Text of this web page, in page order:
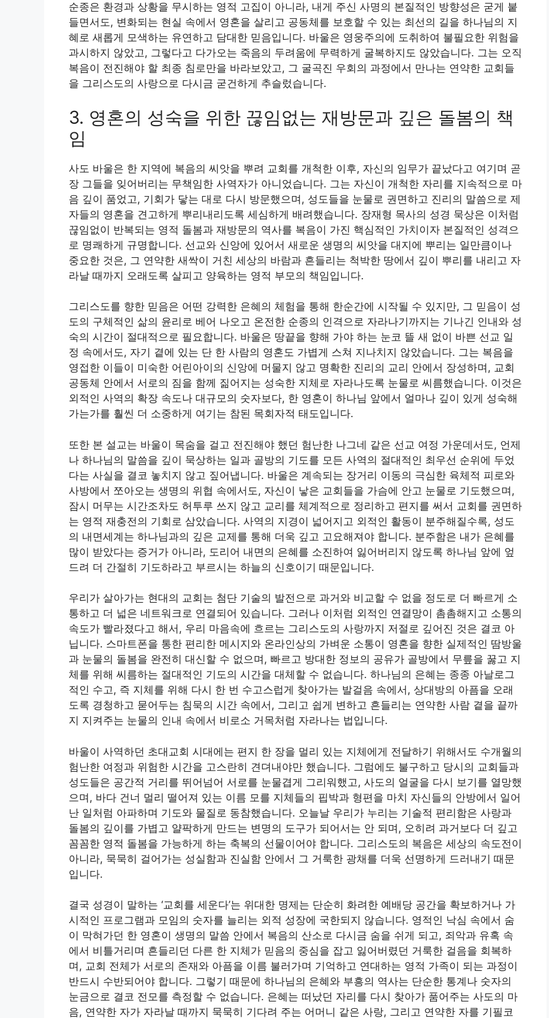
순종은 환경과 상황을 무시하는 영적 고집이 아니라, 내게 주신 사명의 본질적인 방향성은 굳게 붙
들면서도, 변화되는 현실 속에서 영혼을 살리고 공동체를 보호할 수 있는 최선의 길을 하나님의 지
혜로 새롭게 모색하는 유연하고 담대한 믿음입니다. 바울은 영웅주의에 도취하여 불필요한 위험을
과시하지 않았고, 그렇다고 다가오는 죽음의 두려움에 무력하게 굴복하지도 않았습니다. 그는 오직
복음이 전진해야 할 최종 침로만을 바라보았고, 그 굴곡진 우회의 과정에서 만나는 연약한 교회들
을 그리스도의 사랑으로 다시금 굳건하게 추슬렀습니다.
3. 영혼의 성숙을 위한 끊임없는 재방문과 깊은 돌봄의 책
임
사도 바울은 한 지역에 복음의 씨앗을 뿌려 교회를 개척한 이후, 자신의 임무가 끝났다고 여기며 곧
장 그들을 잊어버리는 무책임한 사역자가 아니었습니다. 그는 자신이 개척한 자리를 지속적으로 마
음 깊이 품었고, 기회가 닿는 대로 다시 방문했으며, 성도들을 눈물로 권면하고 진리의 말씀으로 제
자들의 영혼을 견고하게 뿌리내리도록 세심하게 배려했습니다. 장재형 목사의 성경 묵상은 이처럼
끊임없이 반복되는 영적 돌봄과 재방문의 역사를 복음이 가진 핵심적인 가치이자 본질적인 성격으
로 명쾌하게 규명합니다. 선교와 신앙에 있어서 새로운 생명의 씨앗을 대지에 뿌리는 일만큼이나
중요한 것은, 그 연약한 새싹이 거친 세상의 바람과 흔들리는 척박한 땅에서 깊이 뿌리를 내리고 자
라날 때까지 오래도록 살피고 양육하는 영적 부모의 책임입니다.
그리스도를 향한 믿음은 어떤 강력한 은혜의 체험을 통해 한순간에 시작될 수 있지만, 그 믿음이 성
도의 구체적인 삶의 윤리로 베어 나오고 온전한 순종의 인격으로 자라나기까지는 기나긴 인내와 성
숙의 시간이 절대적으로 필요합니다. 바울은 땅끝을 향해 가야 하는 눈코 뜰 새 없이 바쁜 선교 일
정 속에서도, 자기 곁에 있는 단 한 사람의 영혼도 가볍게 스쳐 지나치지 않았습니다. 그는 복음을
영접한 이들이 미숙한 어린아이의 신앙에 머물지 않고 명확한 진리의 교리 안에서 장성하며, 교회
공동체 안에서 서로의 짐을 함께 짊어지는 성숙한 지체로 자라나도록 눈물로 씨름했습니다. 이것은
외적인 사역의 확장 속도나 대규모의 숫자보다, 한 영혼이 하나님 앞에서 얼마나 깊이 있게 성숙해
가는가를 훨씬 더 소중하게 여기는 참된 목회자적 태도입니다.
또한 본 설교는 바울이 목숨을 걸고 전진해야 했던 험난한 나그네 같은 선교 여정 가운데서도, 언제
나 하나님의 말씀을 깊이 묵상하는 일과 골방의 기도를 모든 사역의 절대적인 최우선 순위에 두었
다는 사실을 결코 놓치지 않고 짚어냅니다. 바울은 계속되는 장거리 이동의 극심한 육체적 피로와
사방에서 쪼아오는 생명의 위협 속에서도, 자신이 낳은 교회들을 가슴에 안고 눈물로 기도했으며,
잠시 머무는 시간조차도 허투루 쓰지 않고 교리를 체계적으로 정리하고 편지를 써서 교회를 권면하
는 영적 재충전의 기회로 삼았습니다. 사역의 지경이 넓어지고 외적인 활동이 분주해질수록, 성도
의 내면세계는 하나님과의 깊은 교제를 통해 더욱 깊고 고요해져야 합니다. 분주함은 내가 은혜를
많이 받았다는 증거가 아니라, 도리어 내면의 은혜를 소진하여 잃어버리지 않도록 하나님 앞에 엎
드려 더 간절히 기도하라고 부르시는 하늘의 신호이기 때문입니다.
우리가 살아가는 현대의 교회는 첨단 기술의 발전으로 과거와 비교할 수 없을 정도로 더 빠르게 소
통하고 더 넓은 네트워크로 연결되어 있습니다. 그러나 이처럼 외적인 연결망이 촘촘해지고 소통의
속도가 빨라졌다고 해서, 우리 마음속에 흐르는 그리스도의 사랑까지 저절로 깊어진 것은 결코 아
닙니다. 스마트폰을 통한 편리한 메시지와 온라인상의 가벼운 소통이 영혼을 향한 실제적인 땀방울
과 눈물의 돌봄을 완전히 대신할 수 없으며, 빠르고 방대한 정보의 공유가 골방에서 무릎을 꿇고 지
체를 위해 씨름하는 절대적인 기도의 시간을 대체할 수 없습니다. 하나님의 은혜는 종종 아날로그
적인 수고, 즉 지체를 위해 다시 한 번 수고스럽게 찾아가는 발걸음 속에서, 상대방의 아픔을 오래
도록 경청하고 묻어두는 침묵의 시간 속에서, 그리고 쉽게 변하고 흔들리는 연약한 사람 곁을 끝까
지 지켜주는 눈물의 인내 속에서 비로소 거목처럼 자라나는 법입니다.
바울이 사역하던 초대교회 시대에는 편지 한 장을 멀리 있는 지체에게 전달하기 위해서도 수개월의
험난한 여정과 위험한 시간을 고스란히 견뎌내야만 했습니다. 그럼에도 불구하고 당시의 교회들과
성도들은 공간적 거리를 뛰어넘어 서로를 눈물겹게 그리워했고, 사도의 얼굴을 다시 보기를 열망했
으며, 바다 건너 멀리 떨어져 있는 이름 모를 지체들의 핍박과 형편을 마치 자신들의 안방에서 일어
난 일처럼 아파하며 기도와 물질로 동참했습니다. 오늘날 우리가 누리는 기술적 편리함은 사랑과
돌봄의 깊이를 가볍고 얄팍하게 만드는 변명의 도구가 되어서는 안 되며, 오히려 과거보다 더 깊고
꼼꼼한 영적 돌봄을 가능하게 하는 축복의 선물이어야 합니다. 그리스도의 복음은 세상의 속도전이
아니라, 묵묵히 걸어가는 성실함과 진실함 안에서 그 거룩한 광채를 더욱 선명하게 드러내기 때문
입니다.
결국 성경이 말하는 ‘교회를 세운다’는 위대한 명제는 단순히 화려한 예배당 공간을 확보하거나 가
시적인 프로그램과 모임의 숫자를 늘리는 외적 성장에 국한되지 않습니다. 영적인 낙심 속에서 숨
이 막혀가던 한 영혼이 생명의 말씀 안에서 복음의 산소로 다시금 숨을 쉬게 되고, 죄악과 유혹 속
에서 비틀거리며 흔들리던 다른 한 지체가 믿음의 중심을 잡고 잃어버렸던 거룩한 걸음을 회복하
며, 교회 전체가 서로의 존재와 아픔을 이름 불러가며 기억하고 연대하는 영적 가족이 되는 과정이
반드시 수반되어야 합니다. 그렇기 때문에 하나님의 은혜와 부흥의 역사는 단순한 통계나 숫자의
눈금으로 결코 전모를 측정할 수 없습니다. 은혜는 떠났던 자리를 다시 찾아가 품어주는 사도의 마
음, 연약한 자가 자라날 때까지 묵묵히 기다려 주는 어머니 같은 사랑, 그리고 연약한 자를 기필코